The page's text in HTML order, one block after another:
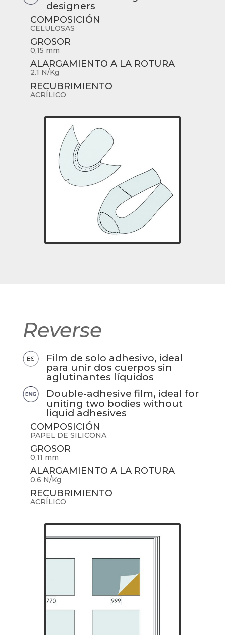
designers
COMPOSICIÓN
CELULOSAS
GROSOR
0,15 mm
ALARGAMIENTO A LA ROTURA
2.1 N/Kg
RECUBRIMIENTO
ACRÍLICO
Reverse
Film de solo adhesivo, ideal
para unir dos cuerpos sin
aglutinantes líquidos
Double-adhesive film, ideal for
uniting two bodies without
liquid adhesives
COMPOSICIÓN
PAPEL DE SILICONA
GROSOR
0,11 mm
ALARGAMIENTO A LA ROTURA
0.6 N/Kg
RECUBRIMIENTO
ACRÍLICO